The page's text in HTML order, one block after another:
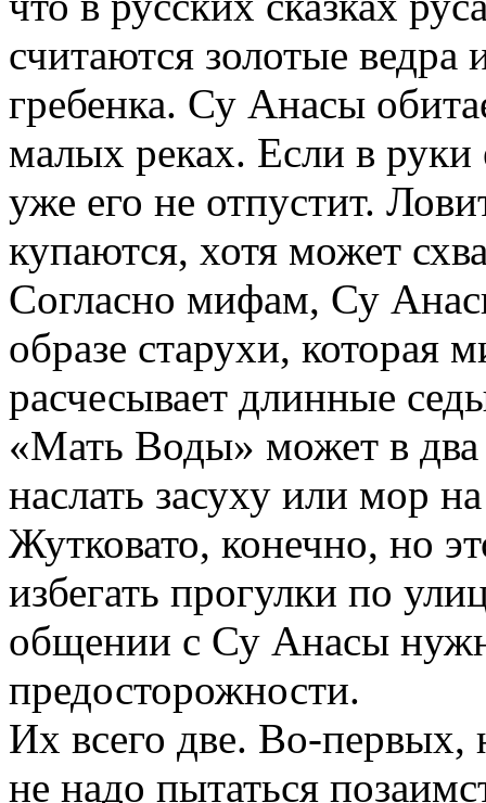
считаются золотые ведра
гребенка. Су Анасы
малых реках. Если в руки
уже его не отпустит.
купаются, хотя может
Согласно мифам, Су
образе старухи, которая
расчесывает длинные
«Мать Воды» может в два
наслать засуху или мор
Жутковато, конечно, но
избегать прогулки по
общении с Су Анасы
предосторожности.
Их всего две. Во-первых,
не надо пытаться